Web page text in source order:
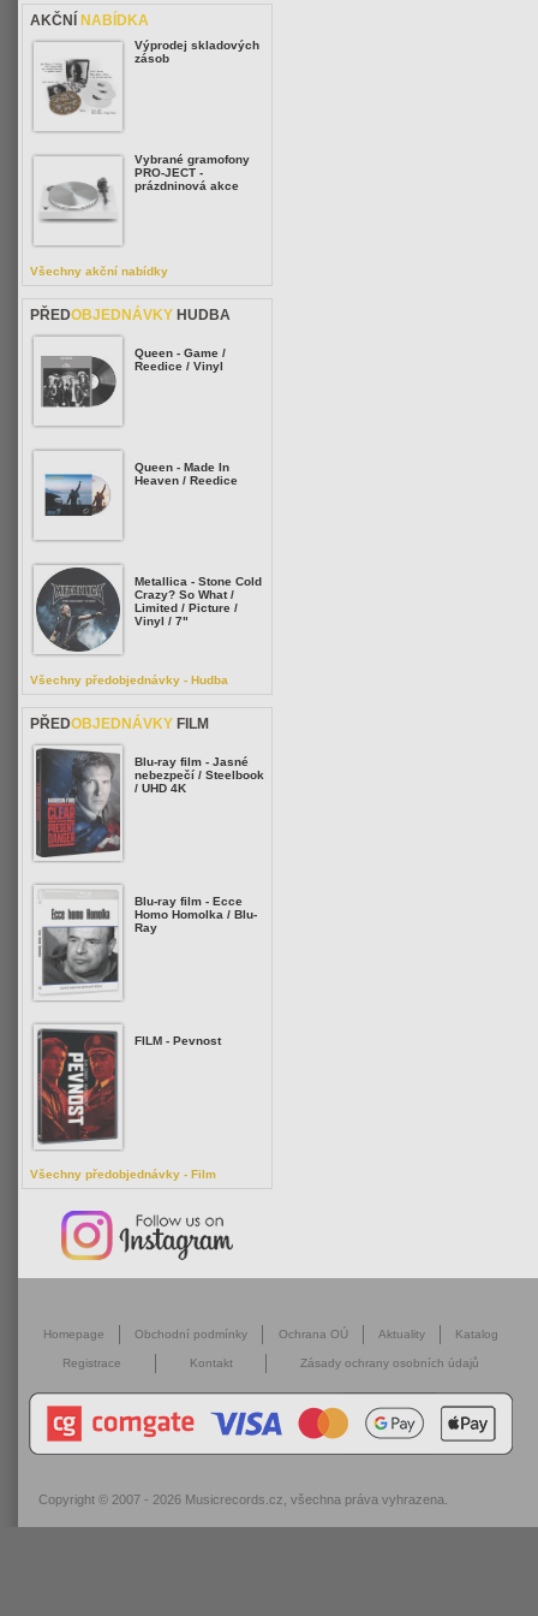
AKČNÍ NABÍDKA
Výprodej skladových
zásob
Vybrané gramofony
PRO-JECT -
prázdninová akce
Všechny akční nabídky
PŘEDOBJEDNÁVKY HUDBA
Queen - Game /
Reedice / Vinyl
Queen - Made In
Heaven / Reedice
Metallica - Stone Cold
Crazy? So What /
Limited / Picture /
Vinyl / 7"
Všechny předobjednávky - Hudba
PŘEDOBJEDNÁVKY FILM
Blu-ray film - Jasné
nebezpečí / Steelbook
/ UHD 4K
Blu-ray film - Ecce
Homo Homolka / Blu-
Ray
FILM - Pevnost
Všechny předobjednávky - Film
Homepage Obchodní podmínky Ochrana OÚ Aktuality Katalog
Registrace Kontakt Zásady ochrany osobních údajů
Copyright © 2007 - 2026 Musicrecords.cz , všechna práva vyhrazena.